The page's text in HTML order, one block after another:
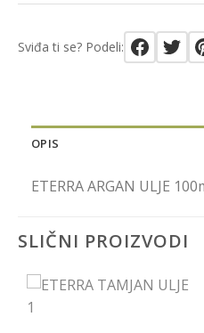
Sviđa ti se? Podeli:
OPIS
ETERRA ARGAN ULJE
SLIČNI PROIZVODI